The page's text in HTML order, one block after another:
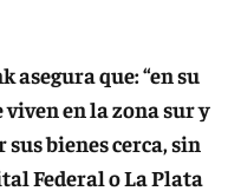
asegura que: “en su
en la zona sur y
bienes cerca, sin
Federal o La Plata